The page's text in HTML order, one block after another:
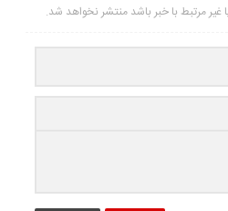
غیر مرتبط با خبر باشد منتشر نخواهد شد.